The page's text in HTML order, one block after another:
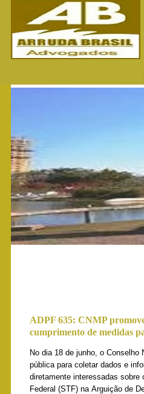
ADPF 635: CNMP
cumprimento de medidas
No dia 18 de junho, o
pública para coletar dados e
diretamente interessadas sobre
Federal (STF) na Arguição de